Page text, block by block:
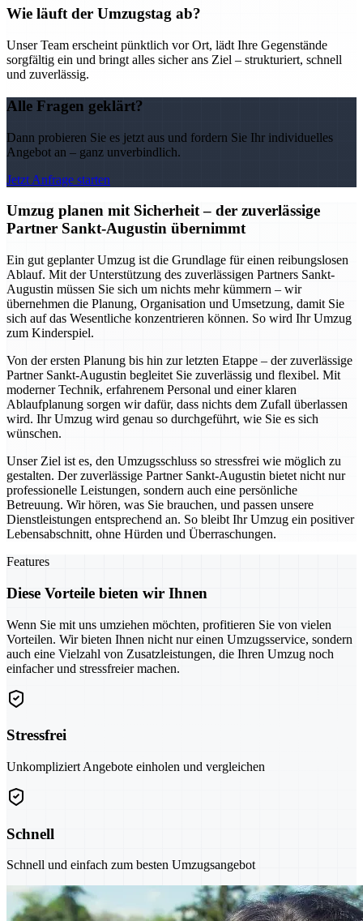
Wie läuft der Umzugstag ab?
Unser Team erscheint pünktlich vor Ort, lädt Ihre Gegenstände
sorgfältig ein und bringt alles sicher ans Ziel – strukturiert, schnell
und zuverlässig.
Alle Fragen geklärt?
Dann probieren Sie es jetzt aus und fordern Sie Ihr individuelles
Angebot an – ganz unverbindlich.
Jetzt Anfrage starten
Umzug planen mit Sicherheit – der zuverlässige
Partner Sankt-Augustin übernimmt
Ein gut geplanter Umzug ist die Grundlage für einen reibungslosen
Ablauf. Mit der Unterstützung des zuverlässigen Partners Sankt-
Augustin müssen Sie sich um nichts mehr kümmern – wir
übernehmen die Planung, Organisation und Umsetzung, damit Sie
sich auf das Wesentliche konzentrieren können. So wird Ihr Umzug
zum Kinderspiel.
Von der ersten Planung bis hin zur letzten Etappe – der zuverlässige
Partner Sankt-Augustin begleitet Sie zuverlässig und flexibel. Mit
moderner Technik, erfahrenem Personal und einer klaren
Ablaufplanung sorgen wir dafür, dass nichts dem Zufall überlassen
wird. Ihr Umzug wird genau so durchgeführt, wie Sie es sich
wünschen.
Unser Ziel ist es, den Umzugsschluss so stressfrei wie möglich zu
gestalten. Der zuverlässige Partner Sankt-Augustin bietet nicht nur
professionelle Leistungen, sondern auch eine persönliche
Betreuung. Wir hören, was Sie brauchen, und passen unsere
Dienstleistungen entsprechend an. So bleibt Ihr Umzug ein positiver
Lebensabschnitt, ohne Hürden und Überraschungen.
Features
Diese Vorteile bieten wir Ihnen
Wenn Sie mit uns umziehen möchten, profitieren Sie von vielen
Vorteilen. Wir bieten Ihnen nicht nur einen Umzugsservice, sondern
auch eine Vielzahl von Zusatzleistungen, die Ihren Umzug noch
einfacher und stressfreier machen.
Stressfrei
Unkompliziert Angebote einholen und vergleichen
Schnell
Schnell und einfach zum besten Umzugsangebot